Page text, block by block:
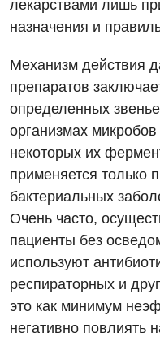
Вакансии
Мероприятия БПР
Диагностика
Гинекологическое
лекарствами лишь
назначения и
Механизм действия
препаратов
определенных
организмах
некоторых их
применяется только
бактериальных
Очень часто,
пациенты без
используют
респираторных и
это как минимум
негативно повлиять